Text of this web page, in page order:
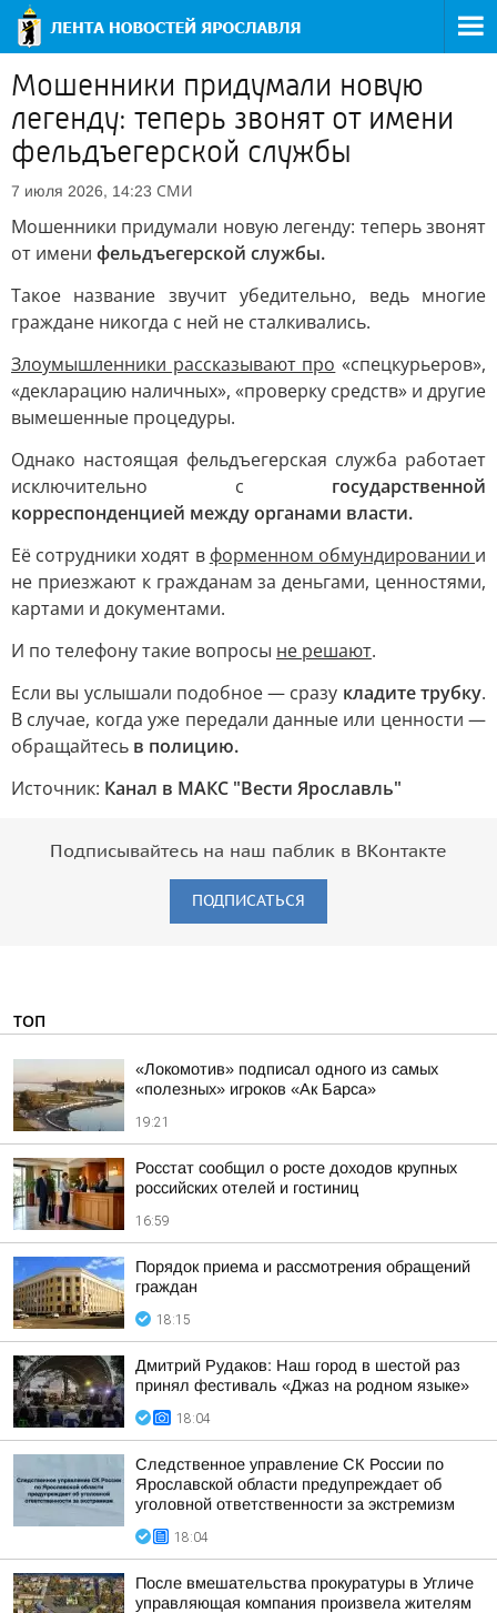
Мошенники придумали новую
легенду: теперь звонят от имени
фельдъегерской службы
7 июля 2026, 14:23 СМИ
Мошенники придумали новую легенду: теперь звонят
от имени фельдъегерской службы.
Такое название звучит убедительно, ведь многие
граждане никогда с ней не сталкивались.
Злоумышленники рассказывают про «спецкурьеров»,
«декларацию наличных», «проверку средств» и другие
вымешенные процедуры.
Однако настоящая фельдъегерская служба работает
исключительно с государственной
корреспонденцией между органами власти.
Её сотрудники ходят в форменном обмундировании и
не приезжают к гражданам за деньгами, ценностями,
картами и документами.
И по телефону такие вопросы не решают.
Если вы услышали подобное — сразу кладите трубку.
В случае, когда уже передали данные или ценности —
обращайтесь в полицию.
Источник: Канал в МАКС "Вести Ярославль"
Подписывайтесь на наш паблик в ВКонтакте
ПОДПИСАТЬСЯ
ТОП
«Локомотив» подписал одного из самых
«полезных» игроков «Ак Барса»
19:21
Росстат сообщил о росте доходов крупных
российских отелей и гостиниц
16:59
Порядок приема и рассмотрения обращений
граждан
18:15
Дмитрий Рудаков: Наш город в шестой раз
принял фестиваль «Джаз на родном языке»
18:04
Следственное управление СК России по
Ярославской области предупреждает об
уголовной ответственности за экстремизм
18:04
После вмешательства прокуратуры в Угличе
управляющая компания произвела жителям